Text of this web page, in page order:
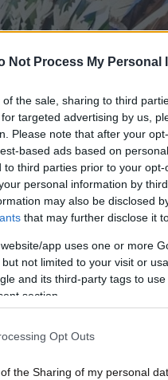
Not Process My Personal
the sale, sharing to third
targeted advertising by us,
Please note that after your
based ads based on
to third parties prior to your
personal information by
may also be disclosed
that may further disclose it
app uses one or more
not limited to your visit or
and its third-party tags to
section.
Opt Outs
the Sharing of my personal